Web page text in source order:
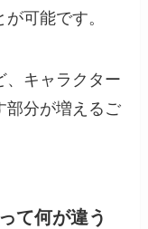
可能です。
、キャラクター
部分が増えるご
て何が違う